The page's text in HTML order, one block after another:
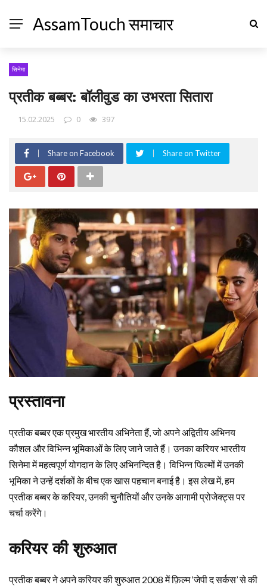
AssamTouch समाचार
सिनेमा
प्रतीक बब्बर: बॉलीवुड का उभरता सितारा
15.02.2025 0 397
Share on Facebook Share on Twitter
प्रस्तावना
प्रतीक बब्बर एक प्रमुख भारतीय अभिनेता हैं, जो अपने अद्वितीय अभिनय
कौशल और विभिन्न भूमिकाओं के लिए जाने जाते हैं। उनका करियर भारतीय
सिनेमा में महत्वपूर्ण योगदान के लिए अभिनन्दित है। विभिन्न फिल्मों में उनकी
भूमिका ने उन्हें दर्शकों के बीच एक खास पहचान बनाई है। इस लेख में, हम
प्रतीक बब्बर के करियर, उनकी चुनौतियों और उनके आगामी प्रोजेक्ट्स पर
चर्चा करेंगे।
करियर की शुरुआत
प्रतीक बब्बर ने अपने करियर की शुरुआत 2008 में फ़िल्म ‘जेपी द सर्कस’ से की